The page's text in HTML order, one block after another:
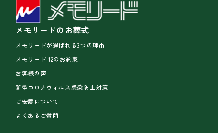
メモリードのお葬式
メモリードが選ばれる3つの理由
メモリード 12のお約束
お客様の声
新型コロナウィルス感染防止対策
ご安置について
よくあるご質問